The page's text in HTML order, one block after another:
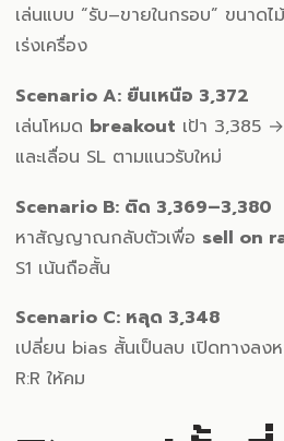
เล่นแบบ “รับ–ขายในกรอบ” ขนาด
เร่งเครื่อง
Scenario A: ยืนเหนือ 3,372
เล่นโหมด breakout เป้า 3,385
และเลื่อน SL ตามแนวรับใหม่
Scenario B: ติด 3,369–3,380
หาสัญญาณกลับตัวเพื่อ sell on
S1 เน้นถือสั้น
Scenario C: หลุด 3,348
เปลี่ยน bias สั้นเป็นลบ เปิดทางลง
R:R ให้คม